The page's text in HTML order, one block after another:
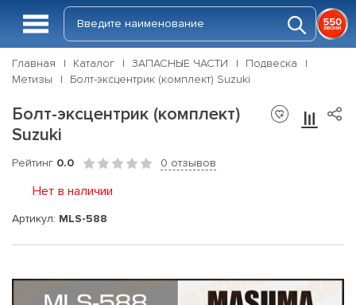
Главная Каталог ЗАПАСНЫЕ ЧАСТИ
Подвеска
Метизы
Болт-эксцентрик (комплект) Suzuki
Болт-эксцентрик (комплект)
Suzuki
Рейтинг 0.0 0 отзывов
Нет в наличии
Артикул: MLS-588